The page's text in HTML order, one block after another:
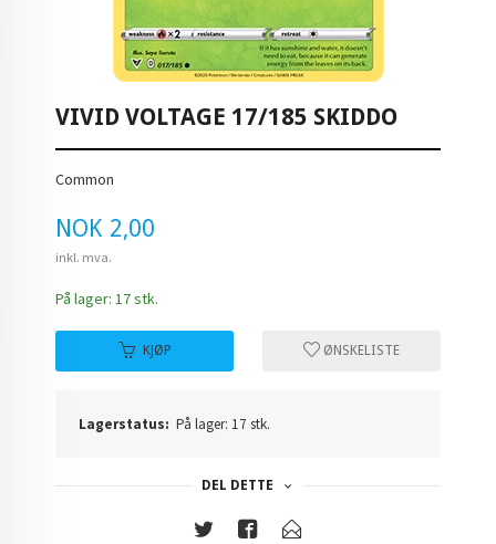
VIVID VOLTAGE 17/185 SKIDDO
Common
Pris
NOK 2,00
inkl. mva.
På lager: 17 stk.
KJØP ØNSKELISTE
Lagerstatus: På lager: 17 stk.
DEL DETTE